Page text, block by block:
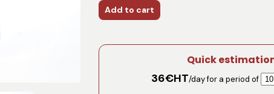
Add to cart
Quick
36€HT/day for a period of